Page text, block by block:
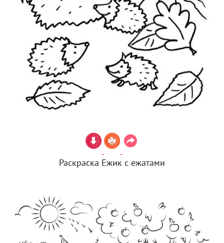
Раскраска Ежик с ежатами